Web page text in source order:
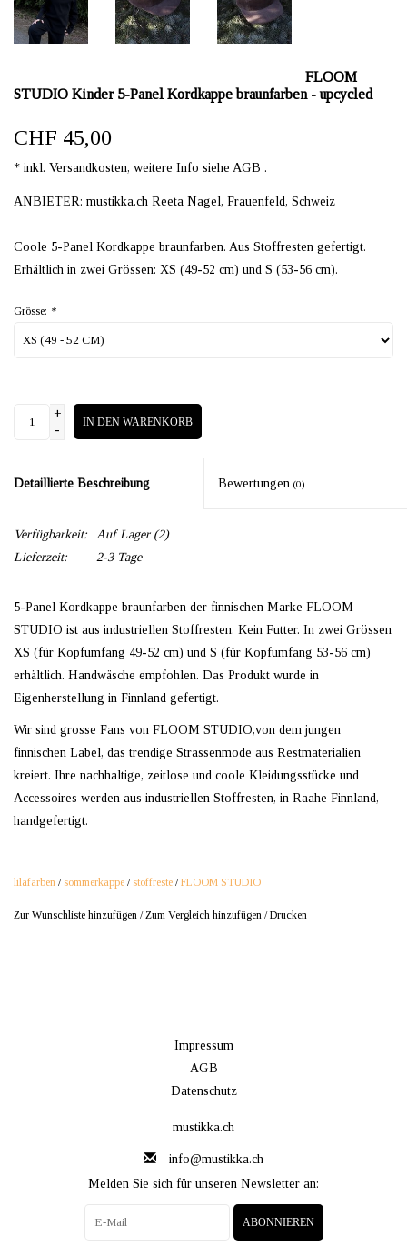
FLOOM
STUDIO Kinder 5-Panel Kordkappe braunfarben - upcycled
CHF 45,00
* inkl. Versandkosten, weitere Info siehe AGB .
ANBIETER: mustikka.ch Reeta Nagel, Frauenfeld, Schweiz
Coole 5-Panel Kordkappe braunfarben. Aus Stoffresten gefertigt.
Erhältlich in zwei Grössen: XS (49-52 cm) und S (53-56 cm).
Grösse: *
+
-
IN DEN WARENKORB
Detaillierte Beschreibung Bewertungen (0)
Verfügbarkeit: Auf Lager(2)
Lieferzeit:
2-3 Tage
5-Panel Kordkappe braunfarben der finnischen Marke FLOOM
STUDIO ist aus industriellen Stoffresten. Kein Futter. In zwei Grössen
XS (für Kopfumfang 49-52 cm) und S (für Kopfumfang 53-56 cm)
erhältlich. Handwäsche empfohlen. Das Produkt wurde in
Eigenherstellung in Finnland gefertigt.
Wir sind grosse Fans von FLOOM STUDIO,von dem jungen
finnischen Label, das trendige Strassenmode aus Restmaterialien
kreiert. Ihre nachhaltige, zeitlose und coole Kleidungsstücke und
Accessoires werden aus industriellen Stoffresten, in Raahe Finnland,
handgefertigt.
lilafarben / sommerkappe / stoffreste /FLOOM STUDIO
Zur Wunschliste hinzufügen /Zum Vergleich hinzufügen /Drucken
Impressum
AGB
Datenschutz
mustikka.ch
info@mustikka.ch
Melden Sie sich für unseren Newsletter an:
ABONNIEREN